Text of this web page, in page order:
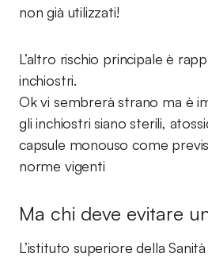
non già utilizzati!
L’altro rischio principale è
inchiostri.
Ok vi sembrerà strano ma è
gli inchiostri siano sterili,
capsule monouso come
norme vigenti
Ma chi deve evitare
L’istituto superiore della